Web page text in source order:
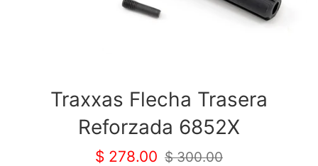
Traxxas Flecha Trasera
Reforzada 6852X
Precio
$ 278.00
Precio
$ 300.00